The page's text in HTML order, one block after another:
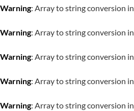
Warning: Array to string conversion in
Warning: Array to string conversion in
Warning: Array to string conversion in
Warning: Array to string conversion in
Warning: Array to string conversion in